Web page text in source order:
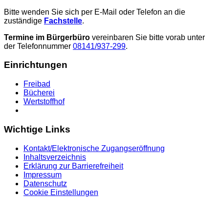
Bitte wenden Sie sich per E-Mail oder Telefon an die
zuständige Fachstelle.
Termine im Bürgerbüro vereinbaren Sie bitte vorab unter
der Telefonnummer 08141/937-299.
Einrichtungen
Freibad
Bücherei
Wertstoffhof
Wichtige Links
Kontakt/Elektronische Zugangseröffnung
Inhaltsverzeichnis
Erklärung zur Barrierefreiheit
Impressum
Datenschutz
Cookie Einstellungen